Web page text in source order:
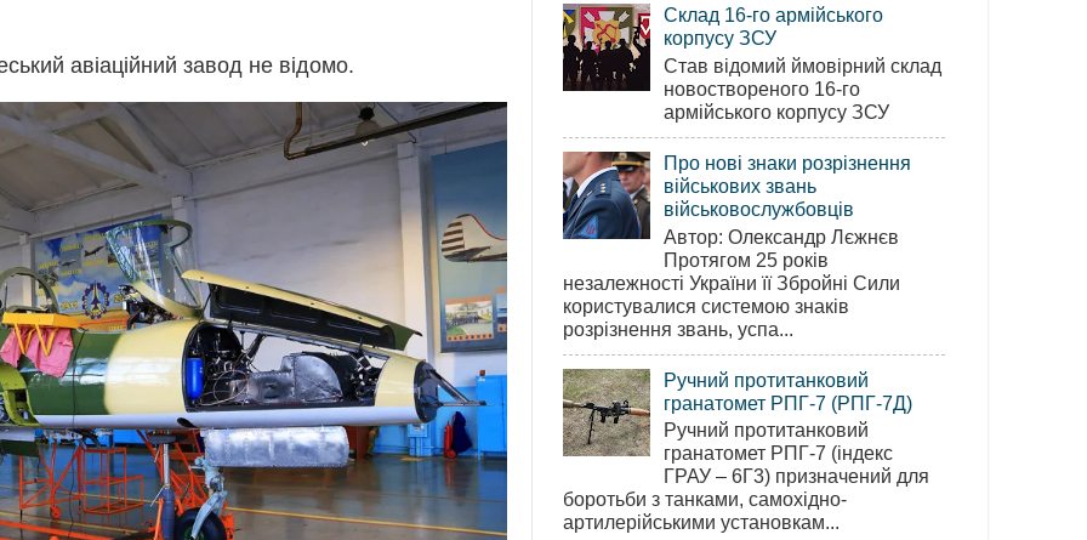
авіаційний завод не відомо.
Склад 16-го армійського
корпусу ЗСУ
Став відомий ймовірний склад
новоствореного 16-го
армійського корпусу ЗСУ
Про нові знаки розрізнення
військових звань
військовослужбовців
Автор: Олександр Лєжнєв
Протягом 25 років
незалежності України її Збройні Сили
користувалися системою знаків
розрізнення звань, успа...
Ручний протитанковий
гранатомет РПГ-7 (РПГ-7Д)
Ручний протитанковий
гранатомет РПГ-7 (індекс
ГРАУ – 6Г3) призначений для
боротьби з танками, самохідно-
артилерійськими установкам...